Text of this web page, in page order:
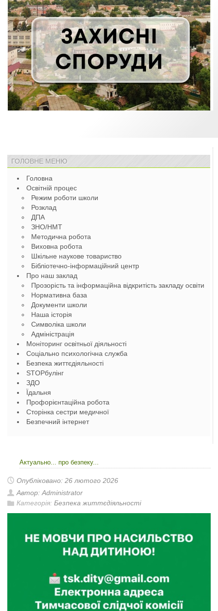
ГОЛОВНЕ МЕНЮ
Головна
Освітній процес
Режим роботи школи
Розклад
ДПА
ЗНО/НМТ
Методична робота
Виховна робота
Шкільне наукове товариство
Бібліотечно-інформаційний центр
Про наш заклад
Прозорість та інформаційна відкритість закладу освіти
Нормативна база
Документи школи
Наша історія
Символіка школи
Адміністрація
Моніторинг освітньої діяльності
Соціально психологічна служба
Безпека життєдіяльності
STOPбулінг
ЗДО
Їдальня
Профорієнтаційна робота
Сторінка сестри медичної
Безпечний інтернет
Актуально... про безпеку...
Опубліковано: 26 лютого 2026
Автор: Administrator
Категорія: Безпека життєдіяльності